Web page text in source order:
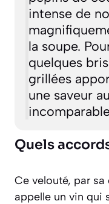
intense de
la soupe.
quelques
grillées
une saveur
Quels
Ce velouté, par
appelle un vin qui